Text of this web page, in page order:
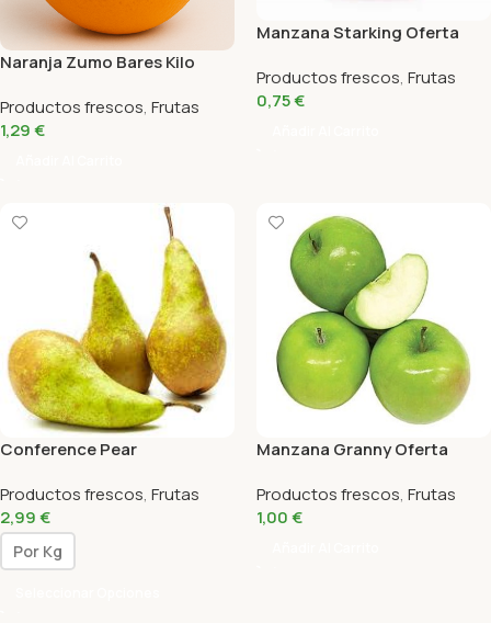
Naranja Zumo Bares Kilo
Productos frescos, Frutas
1,29€
Manzana Starking Oferta
Productos frescos, Frutas
0,75€
Conference Pear
Productos frescos, Frutas
2,99€
Por Kg
Manzana Granny Oferta
Productos frescos, Frutas
1,00€